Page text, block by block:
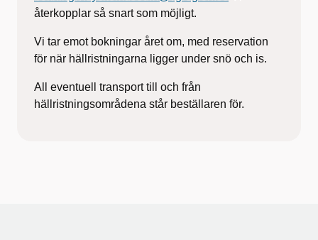
återkopplar så snart som möjligt.
Vi tar emot bokningar året om, med reservation
för när hällristningarna ligger under snö och is.
All eventuell transport till och från
hällristningsområdena står beställaren för.